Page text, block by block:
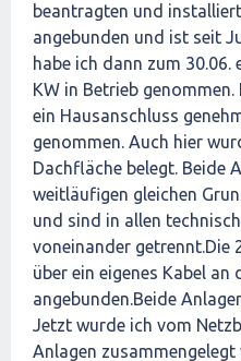
beantragten und
angebunden und ist seit
habe ich dann zum 30.06.
KW in Betrieb
ein Hausanschluss
genommen. Auch hier
Dachfläche belegt. Beide
weitläufigen gleichen
und sind in allen
voneinander getrennt.Die
über ein eigenes Kabel
angebunden.Beide
Jetzt wurde ich vom
Anlagen